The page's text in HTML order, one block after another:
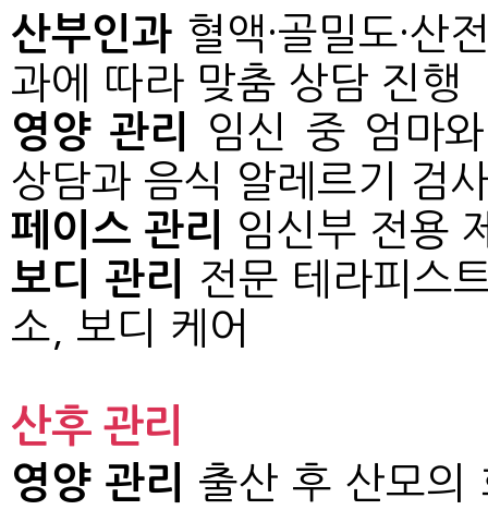
산부인과 혈액·골밀도·산
과에 따라 맞춤 상담 진행
영양 관리 임신 중 엄마
상담과 음식 알레르기 검
페이스 관리 임신부 전용
보디 관리 전문 테라피스
소, 보디 케어
산후 관리
영양 관리 출산 후 산모의